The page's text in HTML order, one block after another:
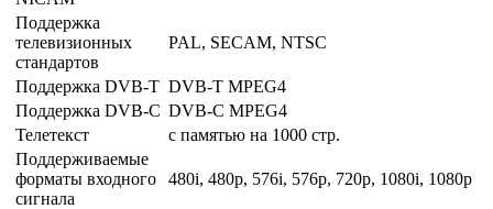
Поддержка
телевизионных
стандартов
PAL, SECAM, NTSC
Поддержка DVB-T DVB-T MPEG4
Поддержка DVB-C DVB-C MPEG4
Телетекст
с памятью на 1000 стр.
Поддерживаемые
форматы входного
сигнала
480i, 480p, 576i, 576p, 720p, 1080i, 1080p